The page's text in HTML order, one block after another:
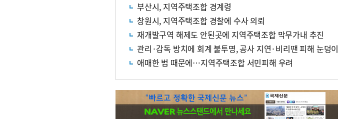
부산시, 지역주택조합 경계령
창원시, 지역주택조합 경찰에 수사 의뢰
재개발구역 해제도 안된곳에 지역주택조합 막무가내 추진
관리·감독 방치에 회계 불투명, 공사 지연·비리땐 피해 눈덩이
애매한 법 때문에…지역주택조합 서민피해 우려